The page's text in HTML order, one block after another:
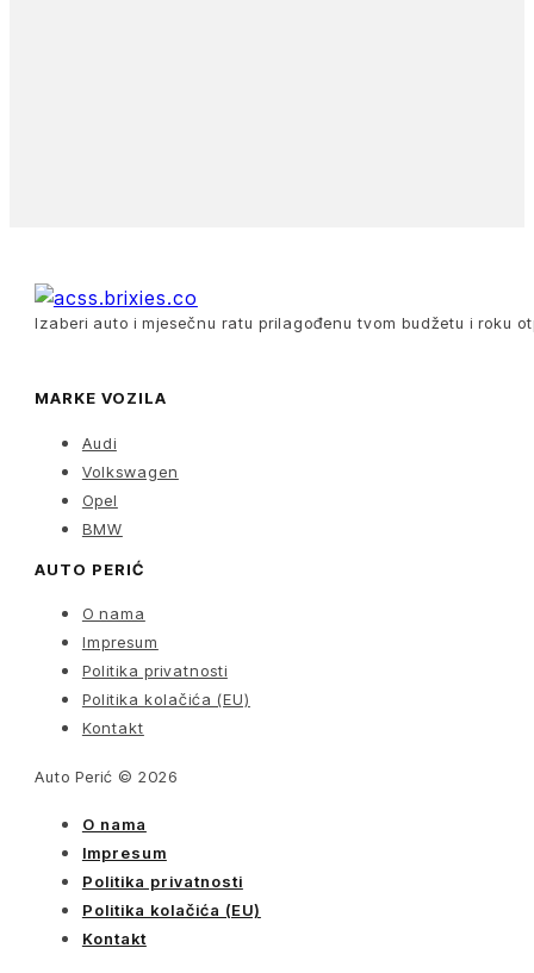
Izaberi auto i mjesečnu ratu prilagođenu tvom budžetu i roku
MARKE VOZILA
Audi
Volkswagen
Opel
BMW
AUTO PERIĆ
O nama
Impresum
Politika privatnosti
Politika kolačića (EU)
Kontakt
Auto Perić © 2026
O nama
Impresum
Politika privatnosti
Politika kolačića (EU)
Kontakt